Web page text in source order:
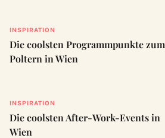
INSPIRATION
Die coolsten Programmpunkte zum
Poltern in Wien
INSPIRATION
Die coolsten After-Work-Events in
Wien